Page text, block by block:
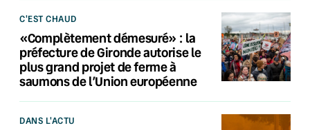
C'EST CHAUD
«Complètement démesuré» : la
préfecture de Gironde autorise le
plus grand projet de ferme à
saumons de l’Union européenne
DANS L'ACTU